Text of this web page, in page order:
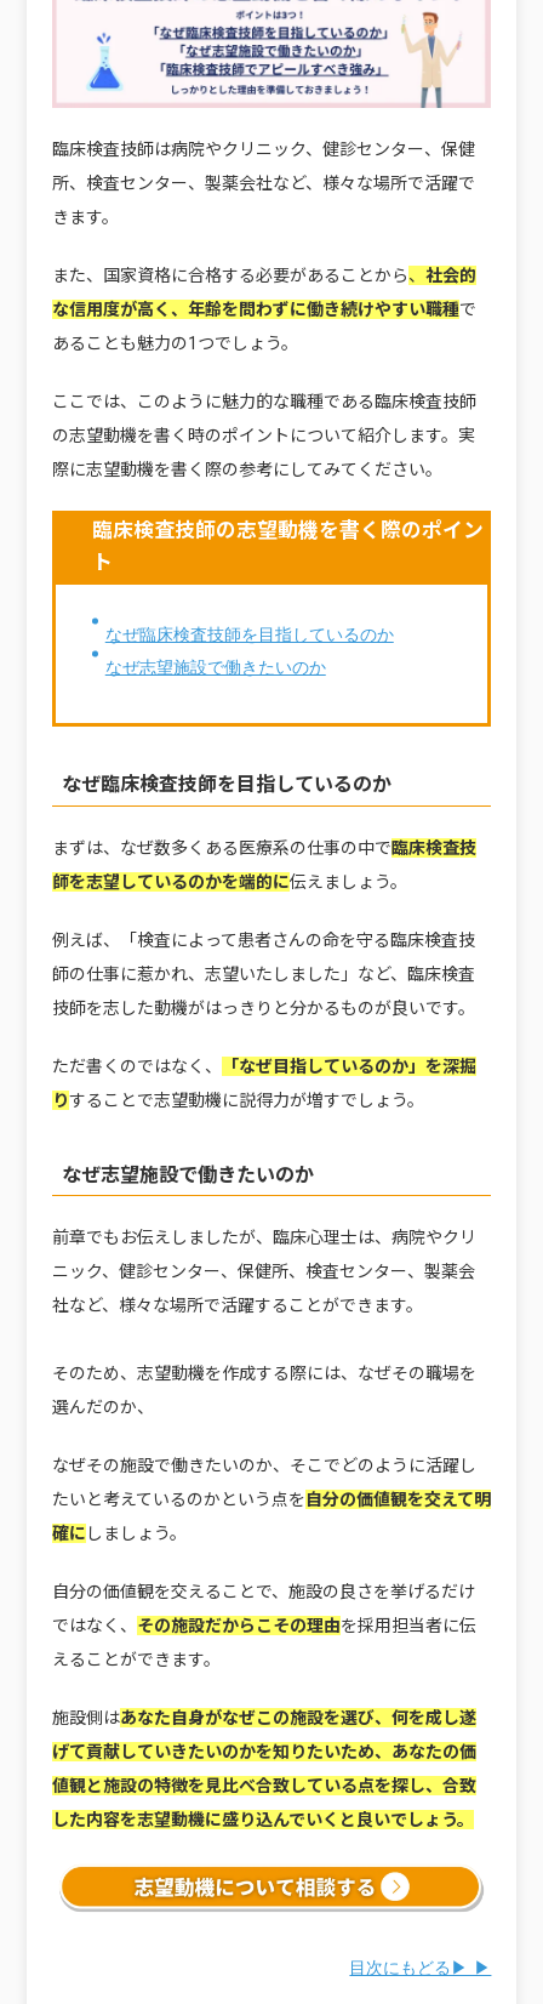
臨床検査技師は病院やクリニック、健診センター、保健
所、検査センター、製薬会社など、様々な場所で活躍で
きます。
また、国家資格に合格する必要があることから、 社会的
な信用度が高く、年齢を問わずに働き続けやすい職種で
あることも魅力の1つでしょう。
ここでは、このように魅力的な職種である臨床検査技師
の志望動機を書く時のポイントについて紹介します。実
際に志望動機を書く際の参考にしてみてください。
臨床検査技師の志望動機を書く際のポイン
ト
なぜ臨床検査技師を目指しているのか
なぜ志望施設で働きたいのか
なぜ臨床検査技師を目指しているのか
まずは、なぜ数多くある医療系の仕事の中で臨床検査技
師を志望しているのかを端的に伝えましょう。
例えば、「検査によって患者さんの命を守る臨床検査技
師の仕事に惹かれ、志望いたしました」など、臨床検査
技師を志した動機がはっきりと分かるものが良いです。
ただ書くのではなく、
「なぜ目指しているのか」を深掘
りすることで志望動機に説得力が増すでしょう。
なぜ志望施設で働きたいのか
前章でもお伝えしましたが、臨床心理士は、病院やクリ
ニック、健診センター、保健所、検査センター、製薬会
社など、様々な場所で活躍することができます。
そのため、志望動機を作成する際には、なぜその職場を
選んだのか、
なぜその施設で働きたいのか、そこでどのように活躍し
たいと考えているのかという点を自分の価値観を交えて明
確に しましょう。
自分の価値観を交えることで、施設の良さを挙げるだけ
ではなく、 その施設だからこその理由を採用担当者に伝
えることができます。
施設側はあなた自身がなぜこの施設を選び、何を成し遂
げて貢献していきたいのかを知りたいため、あなたの価
値観と施設の特徴を見比べ合致している点を探し、合致
した内容を志望動機に盛り込んでいくと良いでしょう。
目次にもどる▶ ▶